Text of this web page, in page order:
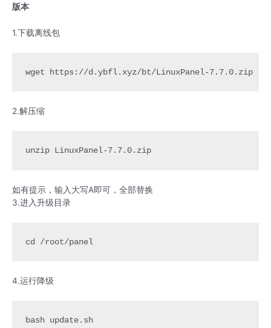
版本
1.下载离线包
wget https://d.ybfl.xyz/bt/LinuxPanel-7.7.0.zip
2.解压缩
unzip LinuxPanel-7.7.0.zip
如有提示，输入大写A即可，全部替换
3.进入升级目录
cd /root/panel
4.运行降级
bash update.sh